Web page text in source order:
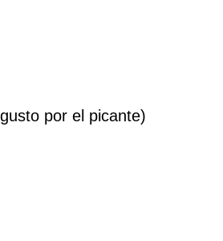
por el picante)